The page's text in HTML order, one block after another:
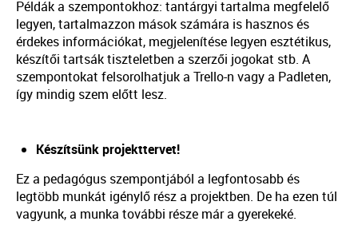
Példák a szempontokhoz: tantárgyi tartalma megfelelő
legyen, tartalmazzon mások számára is hasznos és
érdekes információkat, megjelenítése legyen esztétikus,
készítői tartsák tiszteletben a szerzői jogokat stb. A
szempontokat felsorolhatjuk a Trello-n vagy a Padleten,
így mindig szem előtt lesz.
Készítsünk projekttervet!
Ez a pedagógus szempontjából a legfontosabb és
legtöbb munkát igénylő rész a projektben. De ha ezen túl
vagyunk, a munka további része már a gyerekeké.